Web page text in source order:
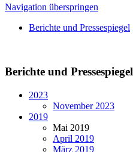
Navigation überspringen
Berichte und Pressespiegel
Berichte und Pressespiegel
2023
November 2023
2019
Mai 2019
April 2019
März 2019